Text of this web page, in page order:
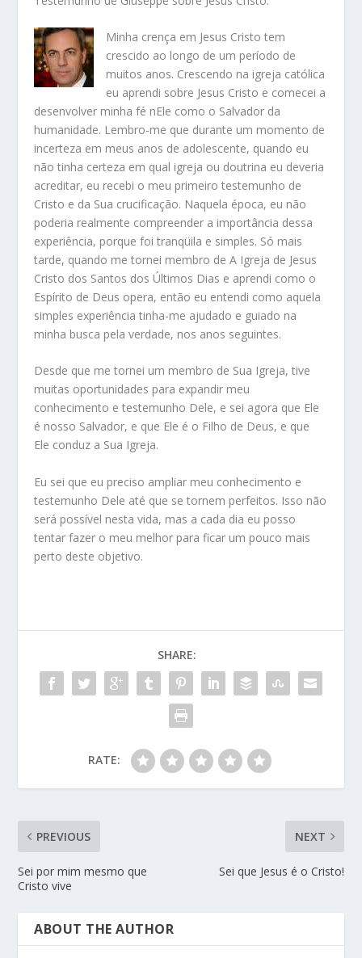
Minha crença em Jesus Cristo tem
crescido ao longo de um período de
muitos anos. Crescendo na igreja católica
eu aprendi sobre Jesus Cristo e comecei a
desenvolver minha fé nEle como o Salvador da
humanidade. Lembro-me que durante um momento de
incerteza em meus anos de adolescente, quando eu
não tinha certeza em qual igreja ou doutrina eu deveria
acreditar, eu recebi o meu primeiro testemunho de
Cristo e da Sua crucificação. Naquela época, eu não
poderia realmente compreender a importância dessa
experiência, porque foi tranqüila e simples. Só mais
tarde, quando me tornei membro de A Igreja de Jesus
Cristo dos Santos dos Últimos Dias e aprendi como o
Espírito de Deus opera, então eu entendi como aquela
simples experiência tinha-me ajudado e guiado na
minha busca pela verdade, nos anos seguintes.
Desde que me tornei um membro de Sua Igreja, tive
muitas oportunidades para expandir meu
conhecimento e testemunho Dele, e sei agora que Ele
é nosso Salvador, e que Ele é o Filho de Deus, e que
Ele conduz a Sua Igreja.
Eu sei que eu preciso ampliar meu conhecimento e
testemunho Dele até que se tornem perfeitos. Isso não
será possível nesta vida, mas a cada dia eu posso
tentar fazer o meu melhor para ficar um pouco mais
perto deste objetivo.
SHARE:
RATE:
PREVIOUS
Sei por mim mesmo que
Cristo vive
NEXT
Sei que Jesus é o Cristo!
ABOUT THE AUTHOR